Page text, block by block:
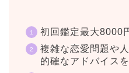
初回鑑定最大8000
複雑な恋愛問題や
的確なアドバイス